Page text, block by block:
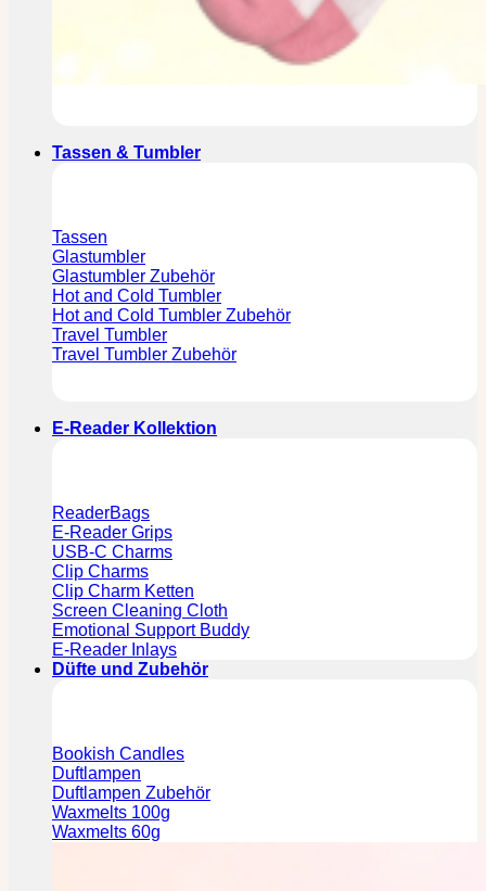
Tassen & Tumbler
Tassen
Glastumbler
Glastumbler Zubehör
Hot and Cold Tumbler
Hot and Cold Tumbler Zubehör
Travel Tumbler
Travel Tumbler Zubehör
E-Reader Kollektion
ReaderBags
E-Reader Grips
USB-C Charms
Clip Charms
Clip Charm Ketten
Screen Cleaning Cloth
Emotional Support Buddy
E-Reader Inlays
Düfte und Zubehör
Bookish Candles
Duftlampen
Duftlampen Zubehör
Waxmelts 100g
Waxmelts 60g